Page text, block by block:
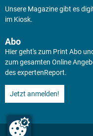
Unsere Magazine gibt es
im Kiosk.
Abo
Hier geht's zum Print Abo
zum gesamten Online
des expertenReport.
Jetzt anmelden!